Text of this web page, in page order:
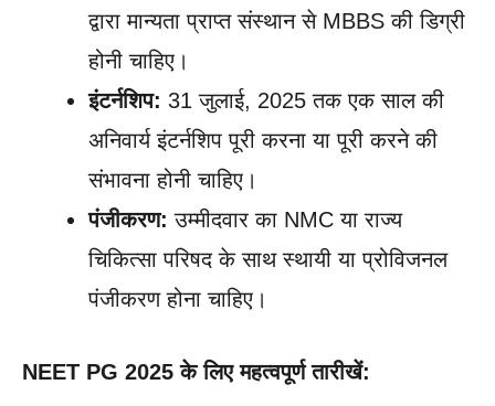
द्वारा मान्यता प्राप्त संस्थान से MBBS की डिग्री
होनी चाहिए।
इंटर्नशिप: 31 जुलाई, 2025 तक एक साल की
अनिवार्य इंटर्नशिप पूरी करना या पूरी करने की
संभावना होनी चाहिए।
पंजीकरण: उम्मीदवार का NMC या राज्य
चिकित्सा परिषद के साथ स्थायी या प्रोविजनल
पंजीकरण होना चाहिए।
NEET PG 2025 के लिए महत्वपूर्ण तारीखें: